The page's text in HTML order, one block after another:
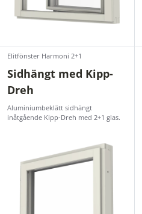
Elitfönster Harmoni 2+1
Sidhängt med Kipp-
Dreh
Aluminiumbeklätt sidhängt
inåtgående Kipp-Dreh med 2+1 glas.